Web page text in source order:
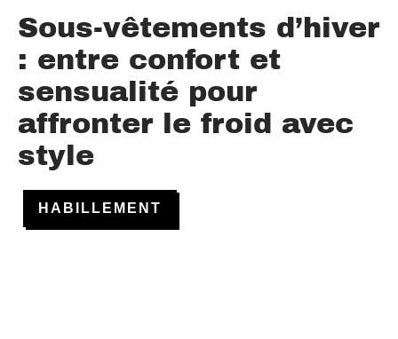
Sous-vêtements d’hiver
: entre confort et
sensualité pour
affronter le froid avec
style
HABILLEMENT